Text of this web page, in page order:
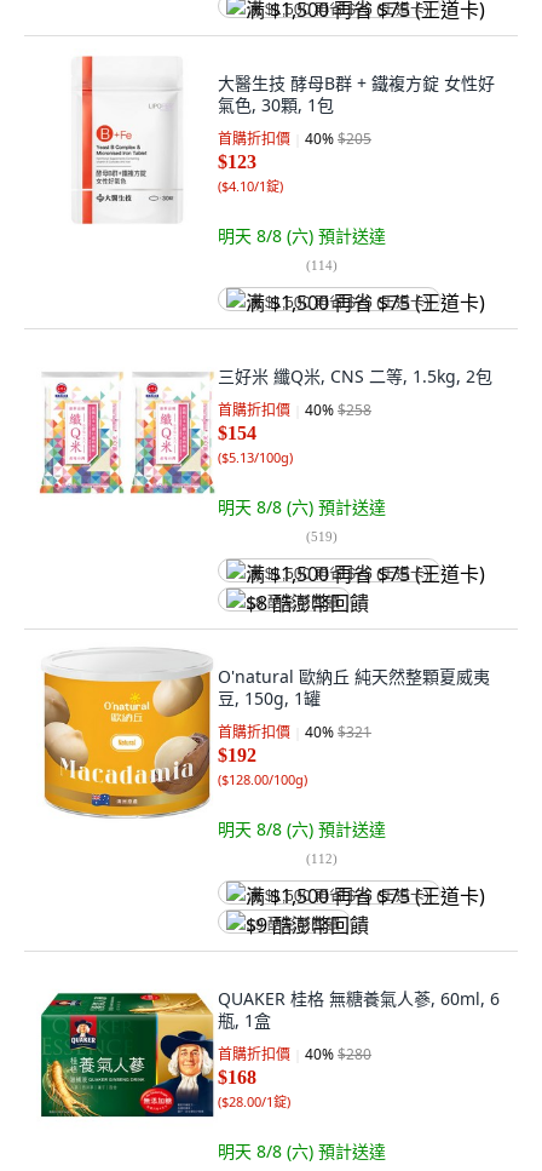
满 $1,500 再省 $75 (王道卡)
大醫生技 酵母B群 + 鐵複方錠 女性好
氣色, 30顆, 1包
首購折扣價 40%$205
$123
($4.10/1錠)
明天 8/8 (六) 預計送達
(114)
满 $1,500 再省 $75 (王道卡)
三好米 纖Q米, CNS 二等, 1.5kg, 2包
首購折扣價 40%$258
$154
($5.13/100g)
明天 8/8 (六) 預計送達
(519)
满 $1,500 再省 $75 (王道卡)
$8 酷澎幣回饋
O'natural 歐納丘 純天然整顆夏威夷
豆, 150g, 1罐
首購折扣價 40%$321
$192
($128.00/100g)
明天 8/8 (六) 預計送達
(112)
满 $1,500 再省 $75 (王道卡)
$9 酷澎幣回饋
QUAKER 桂格 無糖養氣人蔘, 60ml, 6
瓶, 1盒
首購折扣價 40%$280
$168
($28.00/1錠)
明天 8/8 (六) 預計送達